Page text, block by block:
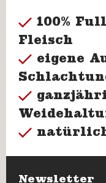
100%
Fleisch
eigene
Newsletter